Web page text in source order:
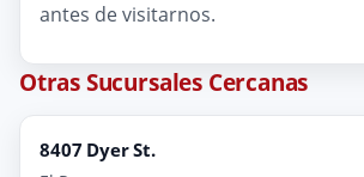
antes de visitarnos.
Otras Sucursales Cercanas
8407 Dyer St.